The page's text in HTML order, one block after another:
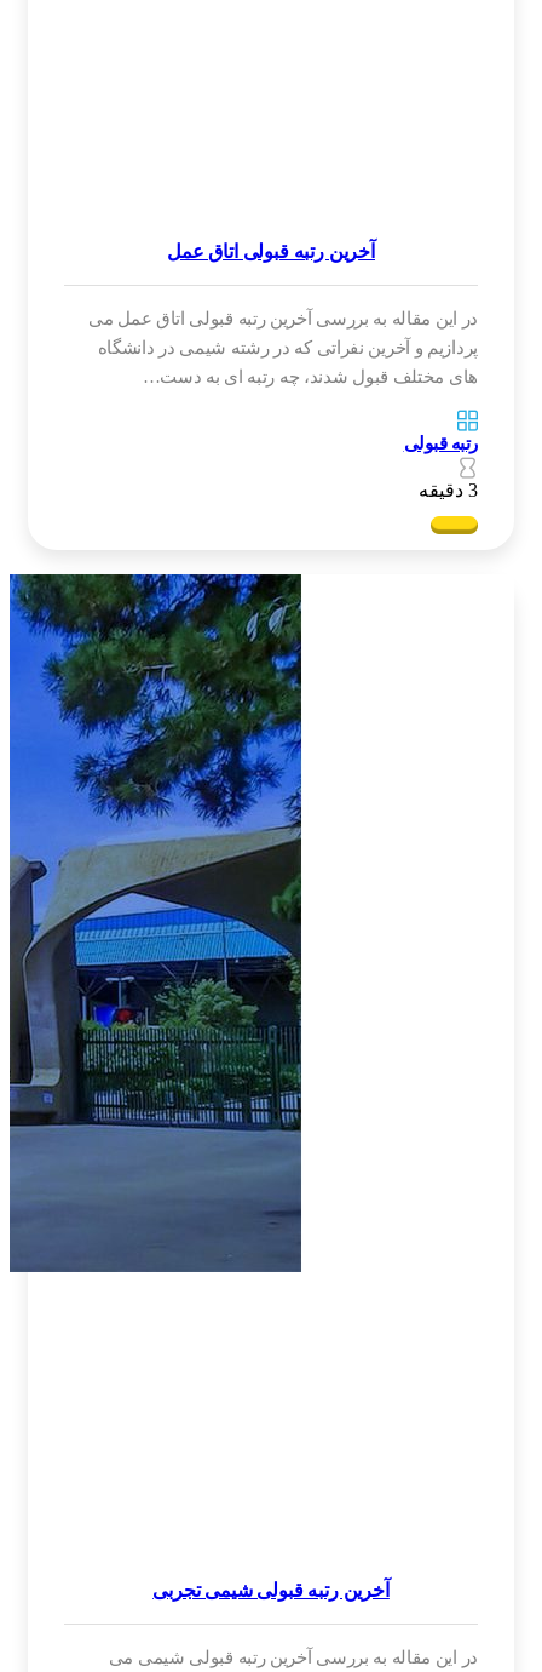
آخرین رتبه قبولی اتاق عمل
در این مقاله به بررسی آخرین رتبه قبولی اتاق عمل می
پردازیم و آخرین نفراتی که در رشته شیمی در دانشگاه
های مختلف قبول شدند، چه رتبه ای به دست…
رتبه قبولی
آخرین رتبه قبولی شیمی تجربی
در این مقاله به بررسی آخرین رتبه قبولی شیمی می